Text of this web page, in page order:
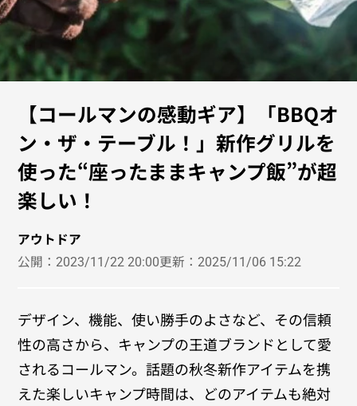
【コールマンの感動ギア】「BBQオ
ン・ザ・テーブル！」新作グリルを
使った“座ったままキャンプ飯”が超
楽しい！
アウトドア
公開：2023/11/22 20:00更新：2025/11/06 15:22
デザイン、機能、使い勝手のよさなど、その信頼
性の高さから、キャンプの王道ブランドとして愛
されるコールマン。話題の秋冬新作アイテムを携
えた楽しいキャンプ時間は、どのアイテムも絶対